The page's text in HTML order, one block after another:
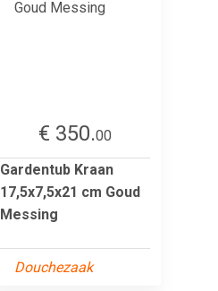
€ 350.00
Gardentub Kraan
17,5x7,5x21 cm Goud
Messing
Douchezaak